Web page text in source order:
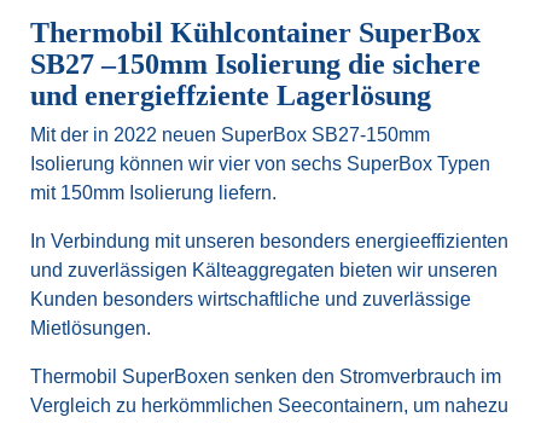
Thermobil Kühlcontainer SuperBox
SB27 –150mm Isolierung die sichere
und energieffziente Lagerlösung
Mit der in 2022 neuen SuperBox SB27-150mm
Isolierung können wir vier von sechs SuperBox Typen
mit 150mm Isolierung liefern.
In Verbindung mit unseren besonders energieeffizienten
und zuverlässigen Kälteaggregaten bieten wir unseren
Kunden besonders wirtschaftliche und zuverlässige
Mietlösungen.
Thermobil SuperBoxen senken den Stromverbrauch im
Vergleich zu herkömmlichen Seecontainern, um nahezu